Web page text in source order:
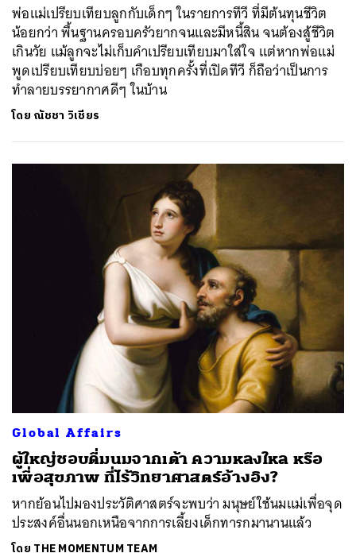
พ่อแม่เปรียบเทียบลูกกับเด็กๆ ในรายการทีวี ที่มีต้นทุนชีวิต
น้อยกว่า พื้นฐานครอบครัวยากจนและมีหนี้สิน จนต้องสู้ชีวิต
เกินวัย แม้ลูกจะไม่เก็บคำเปรียบเทียบมาใส่ใจ แต่หากพ่อแม่
พูดเปรียบเทียบบ่อยๆ เกือบทุกครั้งที่เปิดทีวี ก็ถือว่าเป็นการ
ทำลายบรรยากาศดีๆ ในบ้าน
โดย ณัชชา วิเชียร
Global Affairs
ผู้ใหญ่ชอบดื่มนมจากเต้า ความหลงใหล หรือ
เพื่อสุขภาพ ที่ไร้วิทยาศาสตร์อ้างอิง?
หากย้อนไปมองประวัติศาสตร์จะพบว่า มนุษย์ใช้นมแม่เพื่อจุด
ประสงค์อื่นนอกเหนือจากการเลี้ยงเด็กทารกมานานแล้ว
โดย THE MOMENTUM TEAM